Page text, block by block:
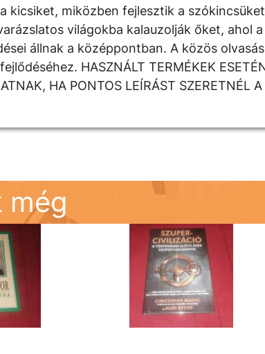
kicsiket, miközben fejlesztik a
világokba kalauzolják őket, ahol
állnak a középpontban. A közös
HASZNÁLT TERMÉKEK
HA PONTOS LEÍRÁST SZERETNÉL
még